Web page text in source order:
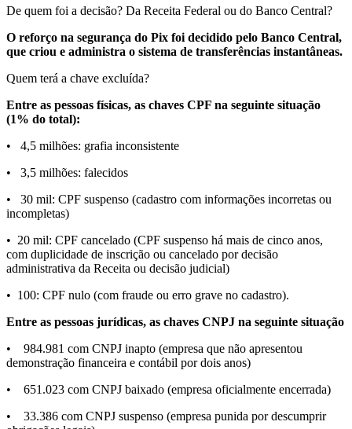
De quem foi a decisão? Da Receita Federal ou do Banco Central?
O reforço na segurança do Pix foi decidido pelo Banco Central,
que criou e administra o sistema de transferências instantâneas.
Quem terá a chave excluída?
Entre as pessoas físicas, as chaves CPF na seguinte situação
(1% do total):
• 4,5 milhões: grafia inconsistente
• 3,5 milhões: falecidos
• 30 mil: CPF suspenso (cadastro com informações incorretas ou
incompletas)
• 20 mil: CPF cancelado (CPF suspenso há mais de cinco anos,
com duplicidade de inscrição ou cancelado por decisão
administrativa da Receita ou decisão judicial)
• 100: CPF nulo (com fraude ou erro grave no cadastro).
Entre as pessoas jurídicas, as chaves CNPJ na seguinte situação
• 984.981 com CNPJ inapto (empresa que não apresentou
demonstração financeira e contábil por dois anos)
• 651.023 com CNPJ baixado (empresa oficialmente encerrada)
• 33.386 com CNPJ suspenso (empresa punida por descumprir